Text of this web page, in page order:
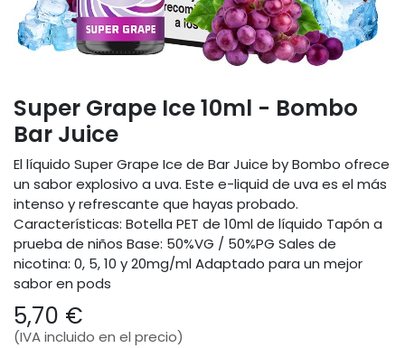
Super Grape Ice 10ml - Bombo
Bar Juice
El líquido Super Grape Ice de Bar Juice by Bombo ofrece
un sabor explosivo a uva. Este e-liquid de uva es el más
intenso y refrescante que hayas probado.
Características: Botella PET de 10ml de líquido Tapón a
prueba de niños Base: 50%VG / 50%PG Sales de
nicotina: 0, 5, 10 y 20mg/ml Adaptado para un mejor
sabor en pods
5,70 €
(IVA incluido en el precio)